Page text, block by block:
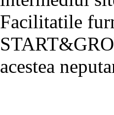
Facilitatile
acestea